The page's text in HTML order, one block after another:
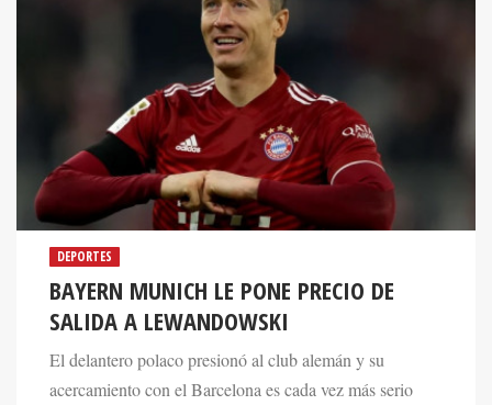
DEPORTES
BAYERN MUNICH LE PONE PRECIO DE
SALIDA A LEWANDOWSKI
El delantero polaco presionó al club alemán y su
acercamiento con el Barcelona es cada vez más serio